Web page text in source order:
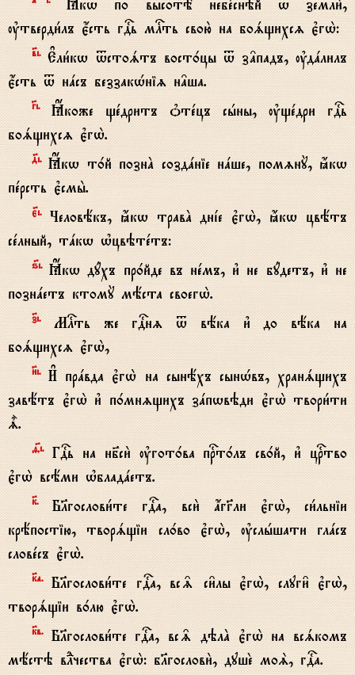
ўтверди1лъ є4сть гDь млcть свою2 на боsщихсz є3гw2:
в7i.Е#ли1кw tстоsтъ вост0цы t з†падъ, ўдaлилъ
є4сть t нaсъ беззакHніz н†ша.
Gi.Ћкоже щeдритъ nтeцъ сhны, ўщeдри гDь
боsщихсz є3гw2.
д7i.Ћкw т0й познA создaніе нaше, помzнY, ћкw
пeрсть є3смы2.
є7i.Человёкъ, ћкw травA днjе є3гw2, ћкw цвётъ
сeлный, тaкw њцвэтeтъ:
ѕ7i.Ћкw дyхъ пр0йде въ нeмъ, и3 не бyдетъ, и3 не
познaетъ ктомY мёста своегw2.
з7i.Млcть же гDнz t вёка и3 до вёка на
боsщихсz є3гw2,
}i.И# прaвда є3гw2 на сынёхъ сынHвъ, хранsщихъ
завётъ є3гw2 и3 п0мнzщихъ зaпwвэди є3гw2 твори1ти
|.
f7i.ГDь на нб7си2 ўгот0ва пrт0лъ св0й, и3 цrтво
є3гw2 всёми њбладaетъ.
к7.Бlгослови1те гDа, вси2 ѓгGли є3гw2, си1льніи
крёпостію, творsщіи сл0во є3гw2, ўслhшати глaсъ
словeсъ є3гw2.
к7а.Бlгослови1те гDа, вс‰ си6лы є3гw2, слуги6 є3гw2,
творsщіи в0лю є3гw2.
к7в.Бlгослови1те гDа, вс‰ дэлA є3гw2 на всsкомъ
мёстэ вLчества є3гw2: бlгослови2, душE моS, гDа.